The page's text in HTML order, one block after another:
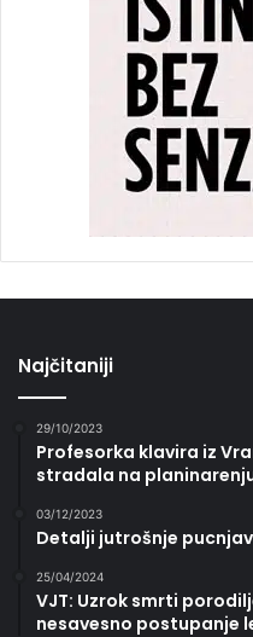
Najčitaniji
29/10/2023
Profesorka klavira iz
stradala na
03/12/2023
Detalji jutrošnje
25/04/2024
VJT: Uzrok smrti
nesavesno postupanje